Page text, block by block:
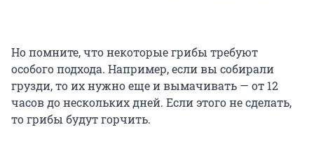
Но помните, что некоторые грибы требуют
особого подхода. Например, если вы собирали
грузди, то их нужно еще и вымачивать — от 12
часов до нескольких дней. Если этого не сделать,
то грибы будут горчить.